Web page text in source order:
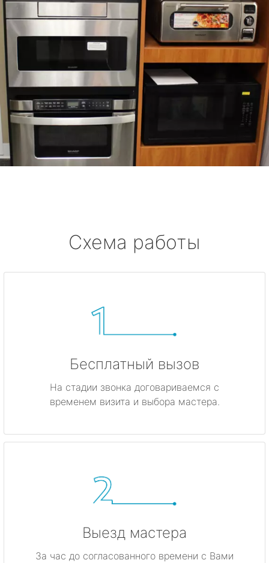
Схема работы
Бесплатный вызов
На стадии звонка договариваемся с
временем визита и выбора мастера.
Выезд мастера
За час до согласованного времени с Вами